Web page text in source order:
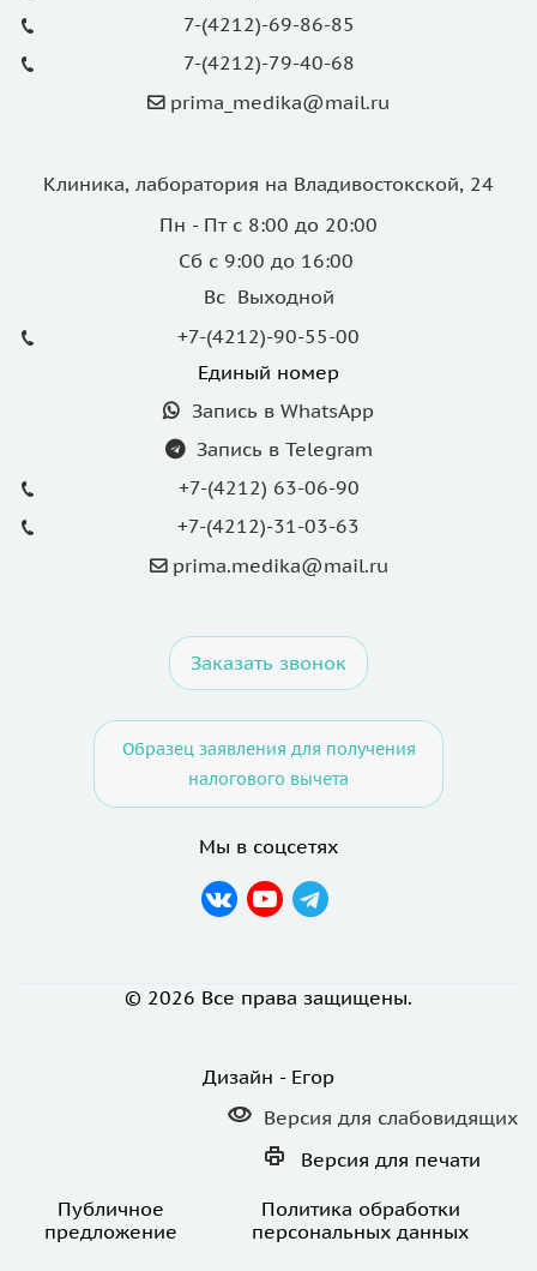
7-(4212)-69-86-85
7-(4212)-79-40-68
prima_medika@mail.ru
Клиника, лаборатория на Владивостокской, 24
Пн - Пт с 8:00 до 20:00
Сб с 9:00 до 16:00
Вс Выходной
+7-(4212)-90-55-00
Единый номер
Запись в WhatsApp
Запись в Telegram
+7-(4212) 63-06-90
+7-(4212)-31-03-63
prima.medika@mail.ru
Заказать звонок
Образец заявления для получения
налогового вычета
Мы в соцсетях
© 2026 Все права защищены.
Дизайн - Егор
Версия для слабовидящих
Версия для печати
Публичное
предложение
Политика обработки
персональных данных